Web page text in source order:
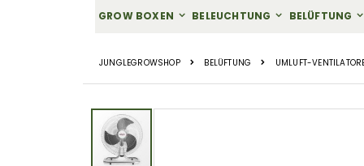
GROW BOXEN BELEUCHTUNG BELÜFTUNG
JUNGLEGROWSHOP BELÜFTUNG UMLUFT-
Zum
Ende
der
Bildgalerie